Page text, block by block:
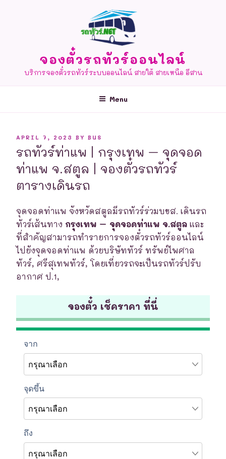
จองตั๋วรถทัวร์ออนไลน์
บริการจองตั๋วรถทัวร์ระบบออนไลน์ สายใต้ สายเหนือ อีสาน
Menu
POSTED
APRIL 7, 2023 BY BUS
รถทัวร์ท่าแพ | กรุงเทพ – จุดจอด
ท่าแพ จ.สตูล | จองตั๋วรถทัวร์
ตารางเดินรถ
จุดจอดท่าแพ จังหวัดสตูลมีรถทัวร์ร่วมบขส. เดินรถ
ทัวร์เส้นทาง กรุงเทพ – จุดจอดท่าแพ จ.สตูล และ
ที่สำคัญสามารถทำรายการจองตั๋วรถทัวร์ออนไลน์
ไปยังจุดจอดท่าแพ ด้วยบริษัททัวร์ ทรัพย์ไพศาล
ทัวร์, ศรีสุเทพทัวร์, โดยเที่ยวรถจะเป็นรถทัวร์ปรับ
อากาศ ป.1,
จองตั๋ว เช็คราคา ที่นี่